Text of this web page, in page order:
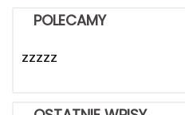
POLECAMY
zzzzz